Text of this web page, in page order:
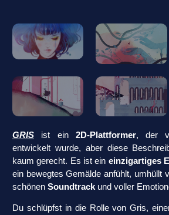
GRIS ist ein 2D-Plattformer, der
entwickelt wurde, aber diese
kaum gerecht. Es ist ein einzigartiges
ein bewegtes Gemälde anfühlt, umhüllt
schönen Soundtrack und voller
Du schlüpfst in die Rolle von Gris,